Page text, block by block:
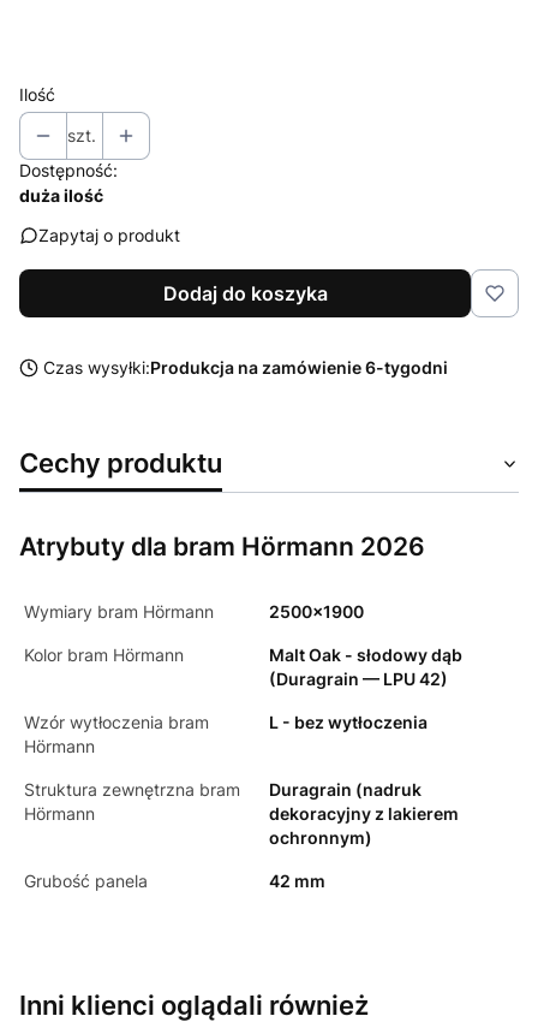
Ilość
szt.
Dostępność:
duża ilość
Zapytaj o produkt
Dodaj do koszyka
Czas wysyłki:Produkcja na zamówienie 6-tygodni
Cechy produktu
Atrybuty dla bram Hörmann 2026
Wymiary bram Hörmann 2500x1900
Kolor bram Hörmann
Malt Oak - słodowy dąb
(Duragrain — LPU 42)
Wzór wytłoczenia bram
Hörmann
L - bez wytłoczenia
Struktura zewnętrzna bram
Hörmann
Duragrain (nadruk
dekoracyjny z lakierem
ochronnym)
Grubość panela 42 mm
Inni klienci oglądali również